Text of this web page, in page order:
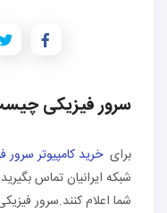
سرور فیزیکی
برایخرید کامپیوتر
شبکه ایرانیان تماس